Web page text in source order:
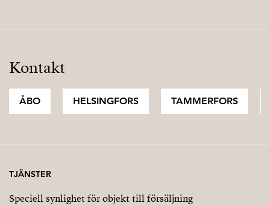
Kontakt
ÅBO HELSINGFORS TAMMERFORS
TJÄNSTER
Speciell synlighet för objekt till försäljning